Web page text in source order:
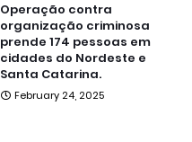
Operação contra
organização criminosa
prende 174 pessoas em
cidades do Nordeste e
Santa Catarina.
February 24, 2025